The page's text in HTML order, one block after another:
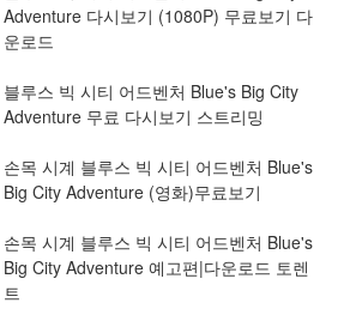
Adventure 다시보기 (1080P) 무료보기 다
운로드
블루스 빅 시티 어드벤처 Blue's Big City
Adventure 무료 다시보기 스트리밍
손목 시계 블루스 빅 시티 어드벤처 Blue's
Big City Adventure (영화)무료보기
손목 시계 블루스 빅 시티 어드벤처 Blue's
Big City Adventure 예고편|다운로드 토렌
트